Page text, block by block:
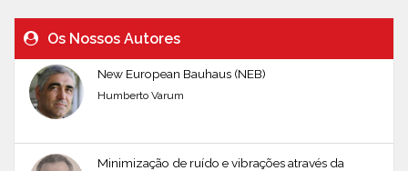
Os Nossos Autores
New European Bauhaus (NEB)
Humberto Varum
Minimização de ruído e vibrações através da